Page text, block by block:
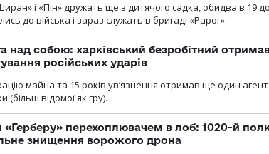
і «Пін» дружать ще з дитячого садка, обидва в 19
до війська і зараз служать в бригаді «Рарог».
над собою: харківський безробітний отримав
російських ударів
майна та 15 років увʼязнення отримав ще один агент
(більш відомої як гру).
«Герберу» перехоплювачем в лоб: 1020-й
знищення ворожого дрона